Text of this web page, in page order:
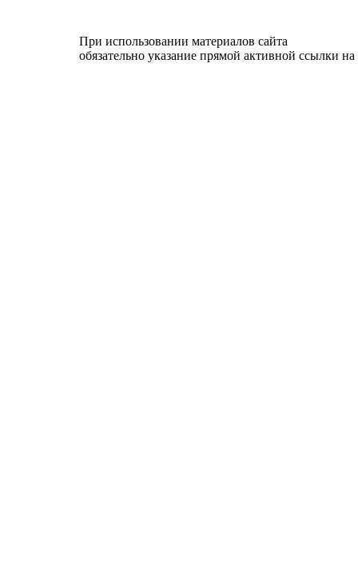
При использовании материалов сайта
обязательно указание прямой активной ссылки на